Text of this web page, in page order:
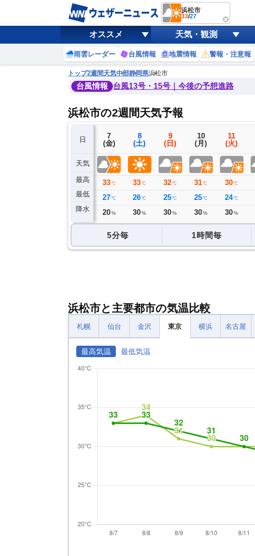
浜松市
33/27
オススメ 天気・観測
雨雲レーダー 台風情報 地震情報 警報・注意報
トップ2週間天気中部静岡県浜松市
台風情報 台風13号・15号｜今後の予想進路
浜松市の2週間天気予報
日
天気
最高
最低
降水
6
(木)
35℃
26℃
ミリ
7
(金)
33 ℃
27 ℃
20 %
8
(土)
33 ℃
26 ℃
30 %
9
(日)
32 ℃
25 ℃
30 %
10
(月)
31 ℃
25 ℃
30 %
11
(火)
30℃
24℃
30%
5分毎 1時間毎
浜松市と主要都市の気温比較
札幌 仙台 金沢 東京 横浜 名古屋
最高気温 最低気温